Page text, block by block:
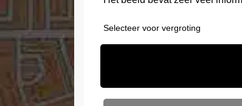
Selecteer voor vergroting